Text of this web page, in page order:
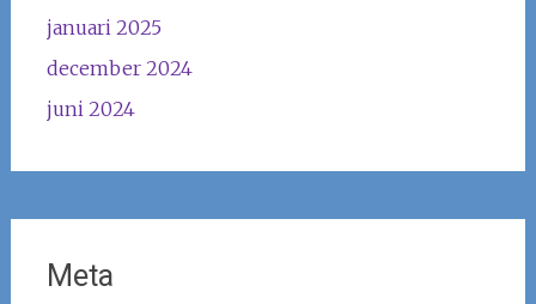
januari 2025
december 2024
juni 2024
Meta